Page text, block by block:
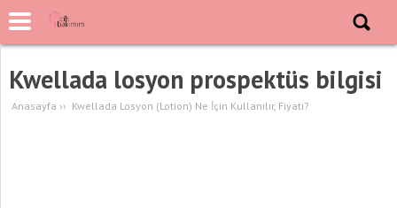
Kwellada losyon prospektüs bilgisi
Anasayfa ›› Kwellada Losyon (Lotion) Ne İçin Kullanılır, Fiyatı?